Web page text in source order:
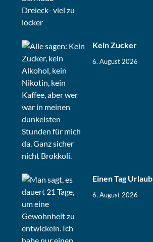
Kein Zucker
6. August 2026
Einen Tag Urlaub
6. August 2026